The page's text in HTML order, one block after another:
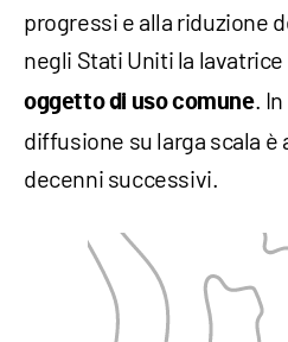
progressi e alla riduzione
negli Stati Uniti la
oggetto di uso comune.
diffusione su larga scala è
decenni successivi.